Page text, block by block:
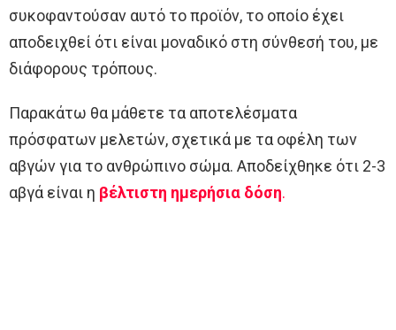
συκοφαντούσαν αυτό το προϊόν, το οποίο έχει
αποδειχθεί ότι είναι μοναδικό στη σύνθεσή του, με
διάφορους τρόπους.
Παρακάτω θα μάθετε τα αποτελέσματα
πρόσφατων μελετών, σχετικά με τα οφέλη των
αβγών για το ανθρώπινο σώμα. Αποδείχθηκε ότι 2-3
αβγά είναι η βέλτιστη ημερήσια δόση.